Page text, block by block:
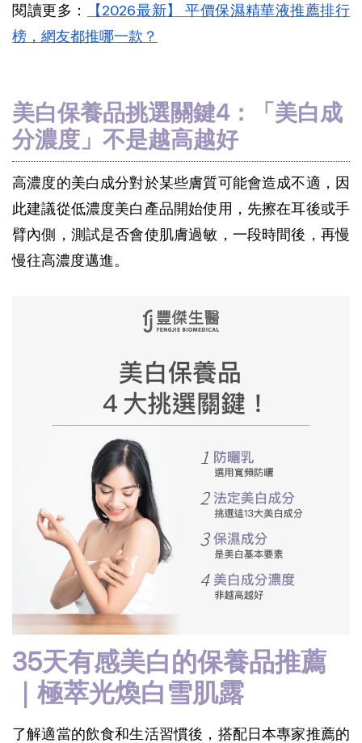
閱讀更多：
【2026最新】 平價保濕精華液推薦排行
榜，網友都推哪一款？
美白保養品挑選關鍵4：「美白成
分濃度」不是越高越好
高濃度的美白成分對於某些膚質可能會造成不適，因
此建議從低濃度美白產品開始使用，先擦在耳後或手
臂內側，測試是否會使肌膚過敏，一段時間後，再慢
慢往高濃度邁進。
35天有感美白的保養品推薦
｜極萃光煥白雪肌露
了解適當的飲食和生活習慣後，搭配日本專家推薦的